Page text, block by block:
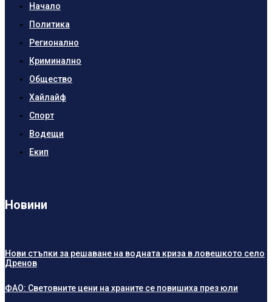
Начало
Политика
Регионално
Криминално
Общество
Хайлайф
Спорт
Водещи
Екип
Новини
Нови стъпки за решаване на водната криза в ловешкото село
Дренов
ФАО: Световните цени на храните се повишиха през юли